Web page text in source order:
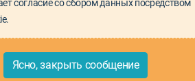
согласие со сбором данных посредством
Ясно, закрыть сообщение